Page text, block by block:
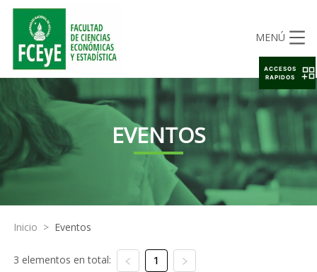
MENÚ
EVENTOS
Inicio > Eventos
3 elementos en total: 1
ACCESOS
RAPIDOS